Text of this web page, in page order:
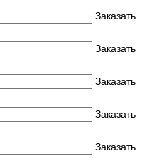
Заказать
Заказать
Заказать
Заказать
Заказать